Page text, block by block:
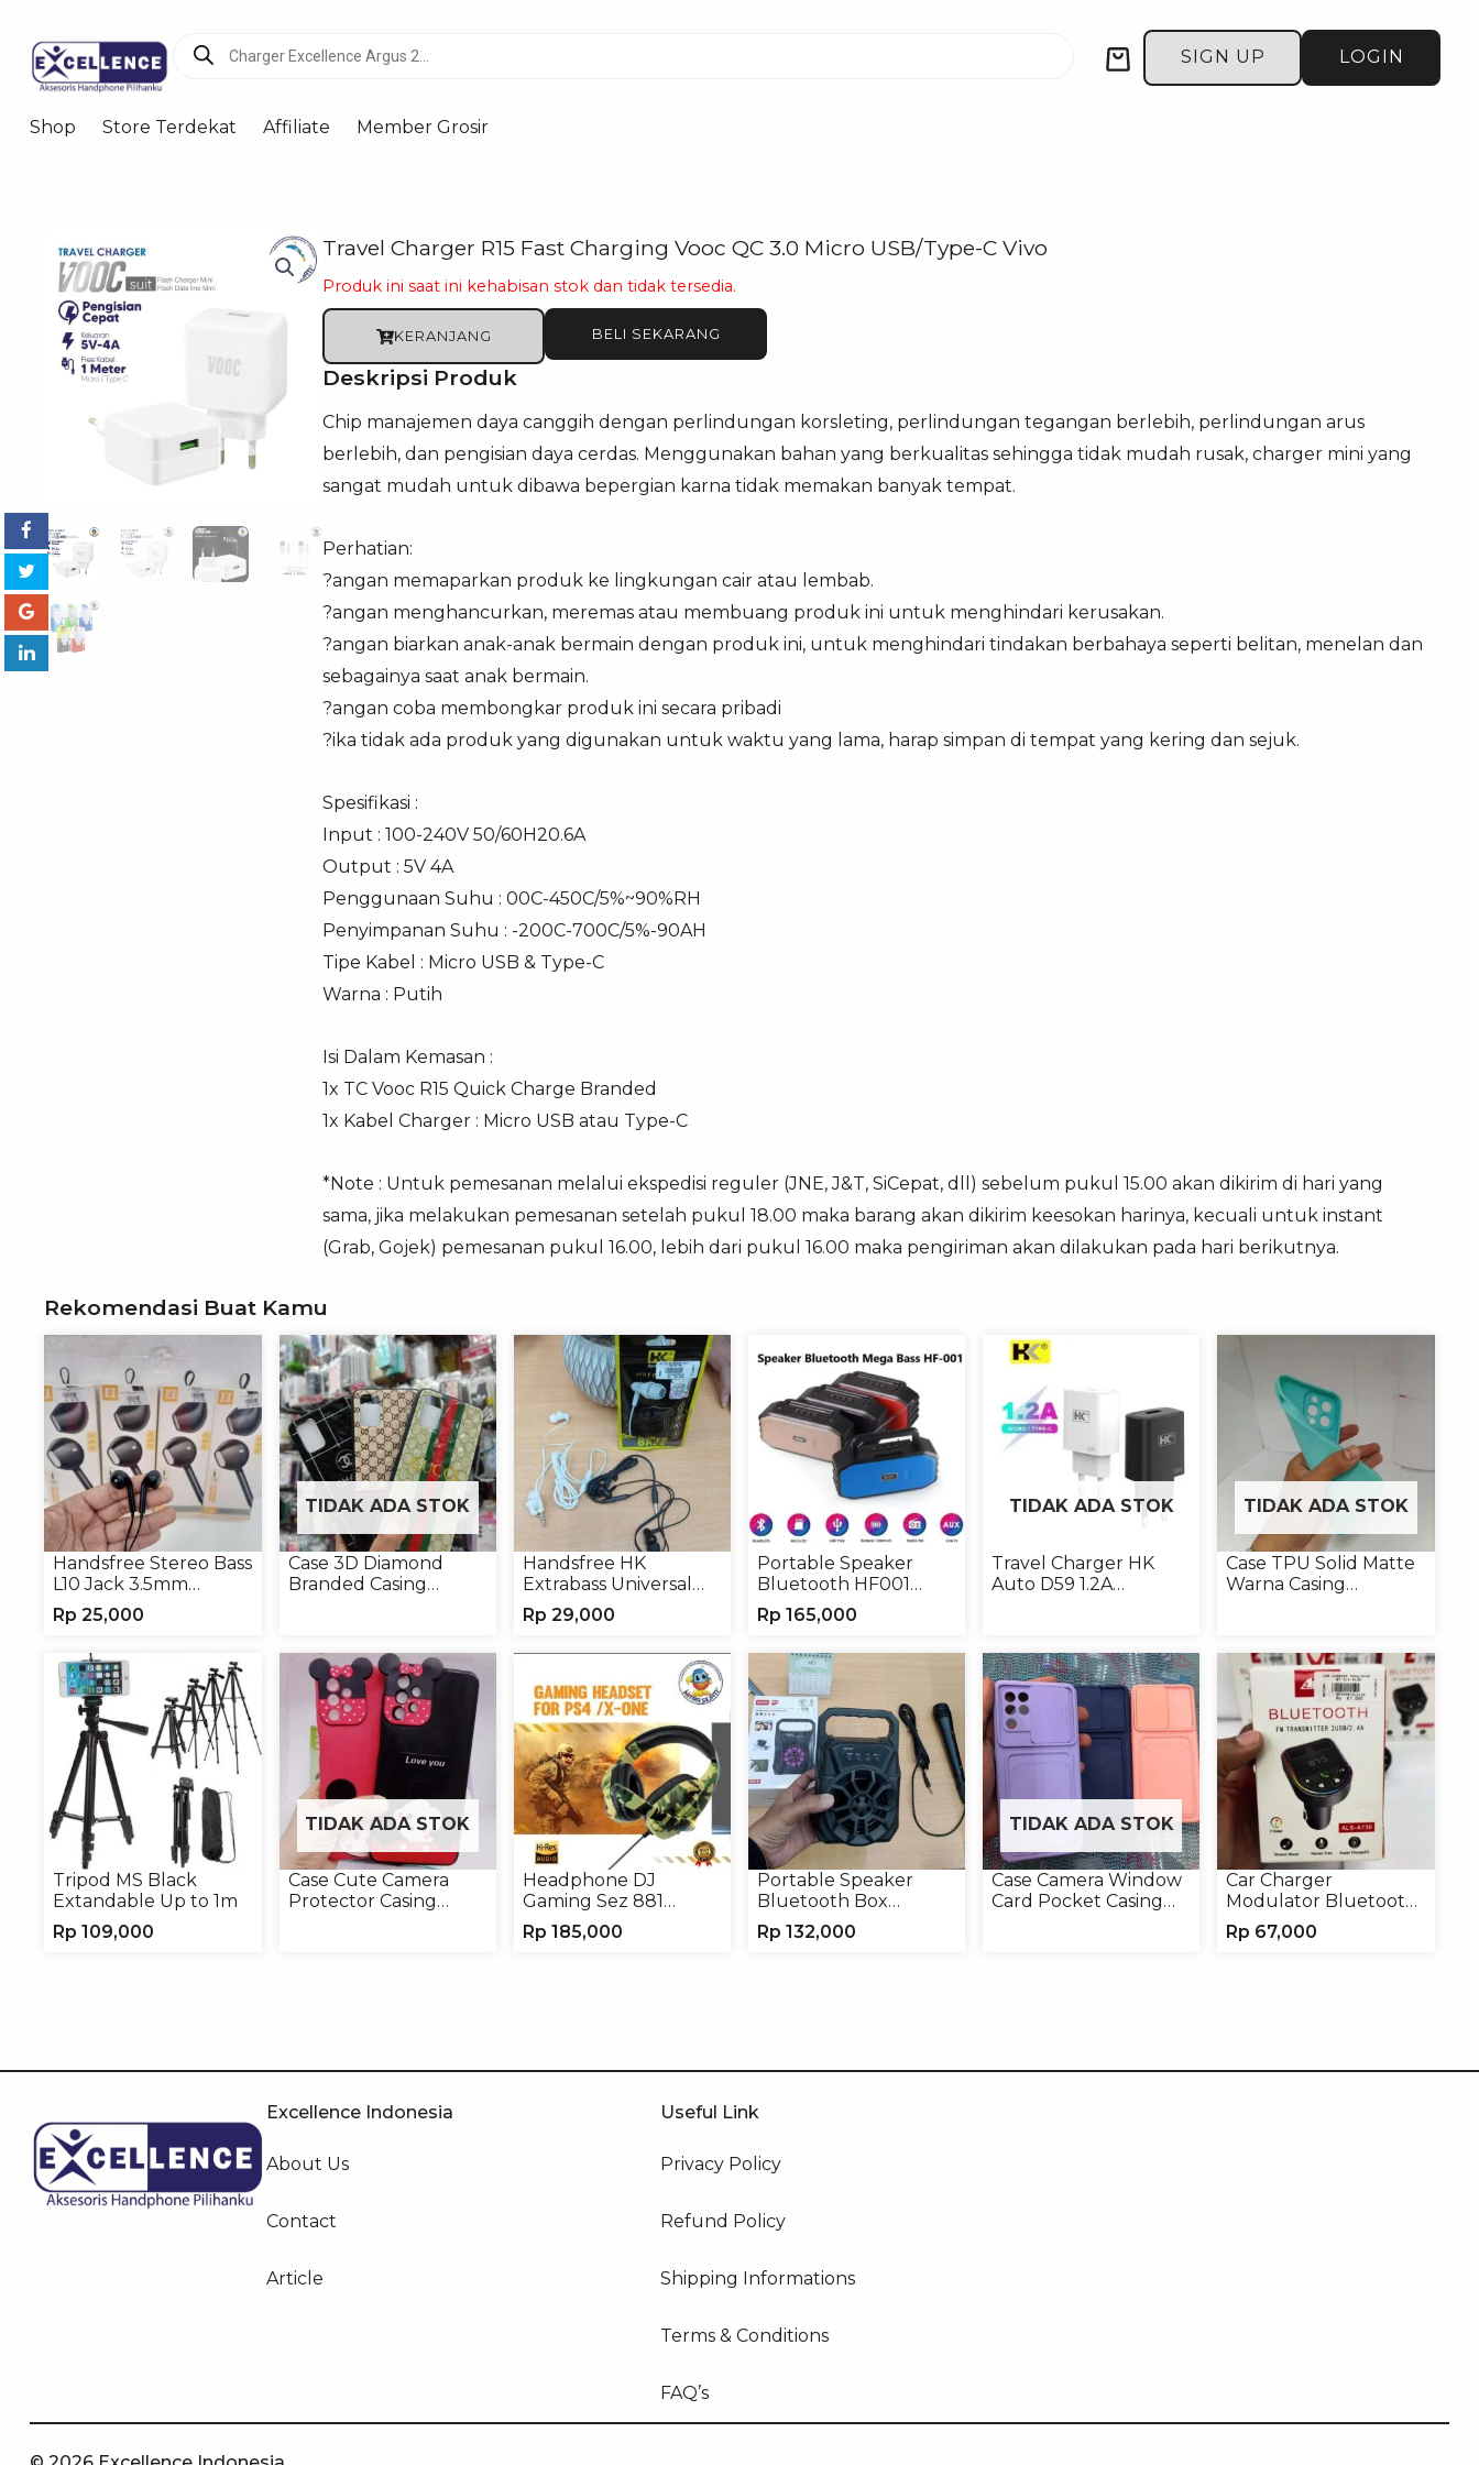
search
Cart SIGN UP LOGIN
Shop Store Terdekat Affiliate Member Grosir
Travel Charger R15 Fast Charging Vooc QC 3.0 Micro USB/Type-C Vivo
Produk ini saat ini kehabisan stok dan tidak tersedia.
KERANJANG BELI SEKARANG
Deskripsi Produk
Chip manajemen daya canggih dengan perlindungan korsleting, perlindungan tegangan berlebih, perlindungan arus
berlebih, dan pengisian daya cerdas. Menggunakan bahan yang berkualitas sehingga tidak mudah rusak, charger mini yang
sangat mudah untuk dibawa bepergian karna tidak memakan banyak tempat.
Perhatian:
?angan memaparkan produk ke lingkungan cair atau lembab.
?angan menghancurkan, meremas atau membuang produk ini untuk menghindari kerusakan.
?angan biarkan anak-anak bermain dengan produk ini, untuk menghindari tindakan berbahaya seperti belitan, menelan dan
sebagainya saat anak bermain.
?angan coba membongkar produk ini secara pribadi
?ika tidak ada produk yang digunakan untuk waktu yang lama, harap simpan di tempat yang kering dan sejuk.
Spesifikasi :
Input : 100-240V 50/60H20.6A
Output : 5V 4A
Penggunaan Suhu : 00C-450C/5%~90%RH
Penyimpanan Suhu : -200C-700C/5%-90AH
Tipe Kabel : Micro USB & Type-C
Warna : Putih
Isi Dalam Kemasan :
1x TC Vooc R15 Quick Charge Branded
1x Kabel Charger : Micro USB atau Type-C
*Note : Untuk pemesanan melalui ekspedisi reguler (JNE, J&T, SiCepat, dll) sebelum pukul 15.00 akan dikirim di hari yang
sama, jika melakukan pemesanan setelah pukul 18.00 maka barang akan dikirim keesokan harinya, kecuali untuk instant
(Grab, Gojek) pemesanan pukul 16.00, lebih dari pukul 16.00 maka pengiriman akan dilakukan pada hari berikutnya.
Rekomendasi Buat Kamu
Handsfree Stereo Bass
L10 Jack 3.5mm
Earphone Headset
Headphone
Rp 25,000
TIDAK ADA STOK
Case 3D Diamond
Branded Casing
Handsfree HK
Extrabass Universal
Jack 3.5mm 891
Earphone Headset
Rp 29,000
Portable Speaker
Bluetooth HF001
Speaker Portable
Wireless
Rp 165,000
TIDAK ADA STOK
Travel Charger HK
Auto D59 1.2A
TIDAK ADA STOK
Case TPU Solid Matte
Warna Casing
Tripod MS Black
Extandable Up to 1m
Rp 109,000
TIDAK ADA STOK
Case Cute Camera
Protector Casing
Headphone DJ
Gaming Sez 881
Handsfree Earphone
Headset
Rp 185,000
Portable Speaker
Bluetooth Box
TNS315 Speaker
Portable Wireless
Rp 132,000
TIDAK ADA STOK
Case Camera Window
Card Pocket Casing
Car Charger
Modulator Bluetooth
ALS-A136 Charger
Handphone
Rp 67,000
Excellence Indonesia
About Us
Contact
Article
Useful Link
Privacy Policy
Refund Policy
Shipping Informations
Terms & Conditions
FAQ’s